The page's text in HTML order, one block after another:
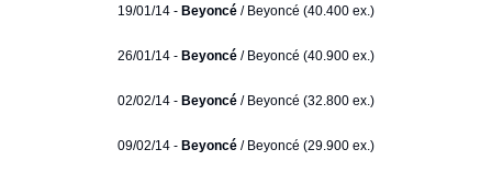
19/01/14 - Beyoncé / Beyoncé (40.400 ex.)
26/01/14 - Beyoncé / Beyoncé (40.900 ex.)
02/02/14 - Beyoncé / Beyoncé (32.800 ex.)
09/02/14 - Beyoncé / Beyoncé (29.900 ex.)